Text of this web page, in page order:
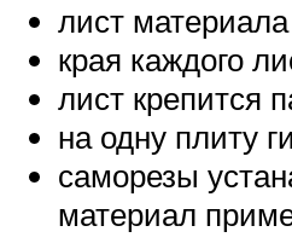
лист
края каждого
лист крепится
на одну плиту
саморезы
материал